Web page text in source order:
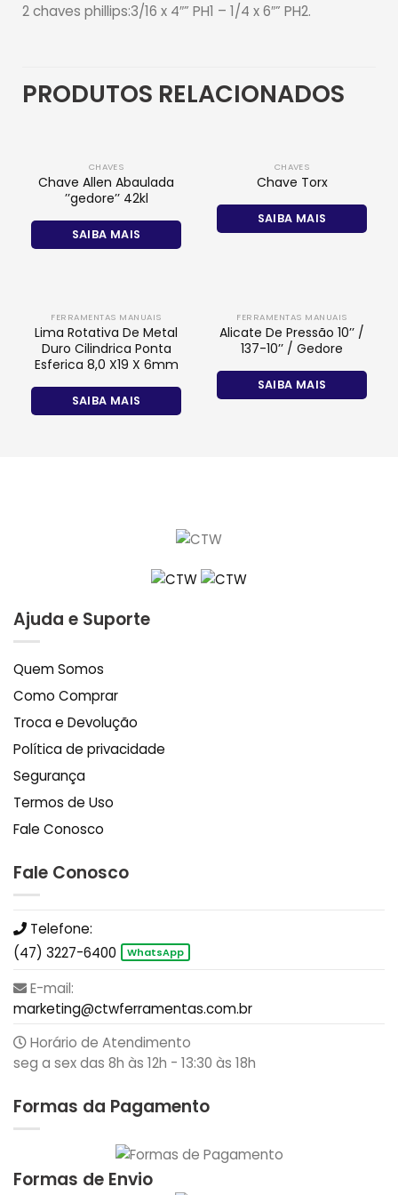
2 chaves phillips:3/16 x 4″” PH1 – 1/4 x 6″” PH2.
PRODUTOS RELACIONADOS
CHAVES
Chave Allen Abaulada
’’gedore’’ 42kl
SAIBA MAIS
CHAVES
Chave Torx
SAIBA MAIS
FERRAMENTAS MANUAIS
Lima Rotativa De Metal
Duro Cilindrica Ponta
Esferica 8,0 X19 X 6mm
SAIBA MAIS
FERRAMENTAS MANUAIS
Alicate De Pressão 10’’ /
137-10’’ / Gedore
SAIBA MAIS
Ajuda e Suporte
Quem Somos
Como Comprar
Troca e Devolução
Política de privacidade
Segurança
Termos de Uso
Fale Conosco
Fale Conosco
Telefone:
(47) 3227-6400
WhatsApp
E-mail:
marketing@ctwferramentas.com.br
Horário de Atendimento
seg a sex das 8h às 12h - 13:30 às 18h
Formas da Pagamento
Formas de Envio